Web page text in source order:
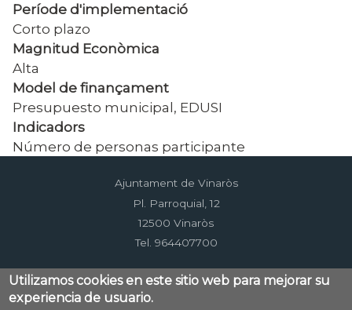
Període d'implementació
Corto plazo
Magnitud Econòmica
Alta
Model de finançament
Presupuesto municipal, EDUSI
Indicadors
Número de personas participante
Ajuntament de Vinaròs
Pl. Parroquial, 12
12500 Vinaròs
Tel. 964407700
Utilizamos cookies en este sitio web para mejorar su
experiencia de usuario.